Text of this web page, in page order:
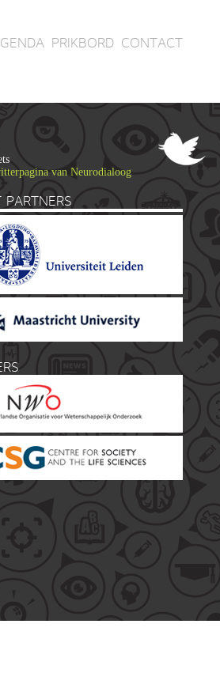
PRIKBORD CONTACT
van Neurodialoog
PARTNERS